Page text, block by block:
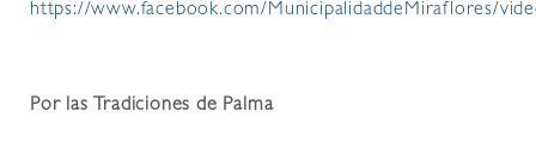
https://www.facebook.com/MunicipalidaddeMiraflores/
Por las Tradiciones de Palma